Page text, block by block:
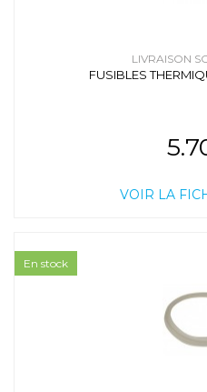
LIVRAISON
FUSIBLES
VOIR LA
En stock